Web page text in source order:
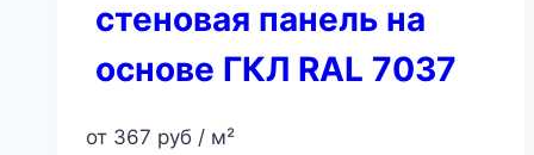
стеновая панель на
основе ГКЛ RAL 7037
от 367 руб / м²